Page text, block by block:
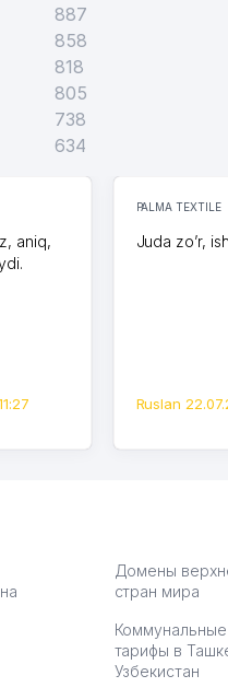
887
858
818
805
738
634
aniq,
PALMA TEXTILE
Juda zo’r,
Ruslan
Домены
стран мира
тарифы в
Узбекистан